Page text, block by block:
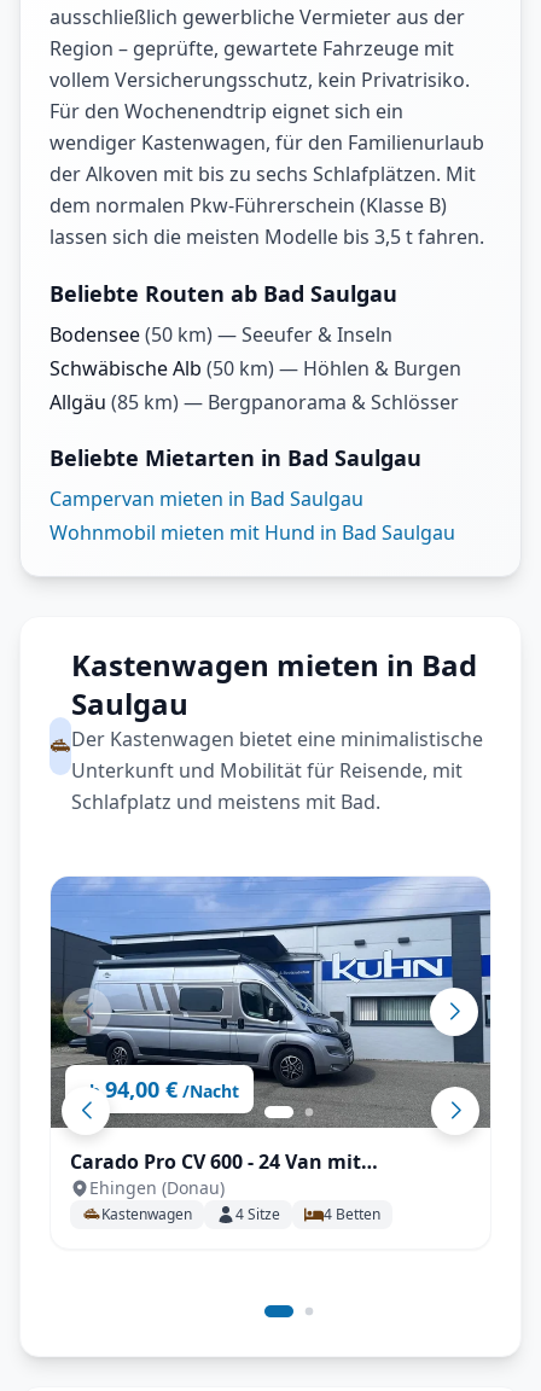
ausschließlich gewerbliche Vermieter aus der
Region – geprüfte, gewartete Fahrzeuge mit
vollem Versicherungsschutz, kein Privatrisiko.
Für den Wochenendtrip eignet sich ein
wendiger Kastenwagen, für den Familienurlaub
der Alkoven mit bis zu sechs Schlafplätzen. Mit
dem normalen Pkw-Führerschein (Klasse B)
lassen sich die meisten Modelle bis 3,5 t fahren.
Beliebte Routen ab Bad Saulgau
Bodensee(50 km) —Seeufer & Inseln
Schwäbische Alb (50 km) — Höhlen & Burgen
Allgäu (85 km) — Bergpanorama & Schlösser
Beliebte Mietarten in Bad Saulgau
Campervan mieten in Bad Saulgau
Wohnmobil mieten mit Hund in Bad Saulgau
Kastenwagen mieten in Bad
Saulgau
Der Kastenwagen bietet eine minimalistische
Unterkunft und Mobilität für Reisende, mit
Schlafplatz und meistens mit Bad.
ab 94,00 € /Nacht
Carado Pro CV 600 - 24 Van mit
Aufstelldach, TV, Automatik uvm.
Ehingen (Donau)
Kastenwagen 4Sitze 4 Betten